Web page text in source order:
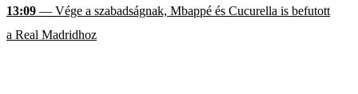
13:09 — Vége a szabadságnak, Mbappé és Cucurella is befutott
a Real Madridhoz